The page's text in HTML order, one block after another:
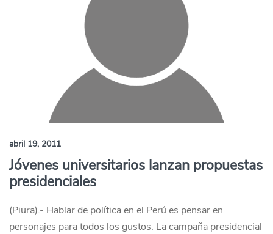
abril 19, 2011
Jóvenes universitarios lanzan propuestas
presidenciales
(Piura).- Hablar de política en el Perú es pensar en
personajes para todos los gustos. La campaña presidencial